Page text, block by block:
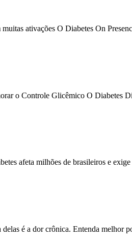
ativações O Diabetes On
o Controle Glicêmico O Diabetes
afeta milhões de brasileiros e
é a dor crônica. Entenda